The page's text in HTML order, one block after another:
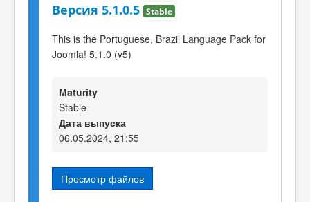
Версия 5.1.0.5 Stable
This is the Portuguese, Brazil Language Pack for
Joomla! 5.1.0 (v5)
Maturity
Stable
Дата выпуска
06.05.2024, 21:55
Просмотр файлов